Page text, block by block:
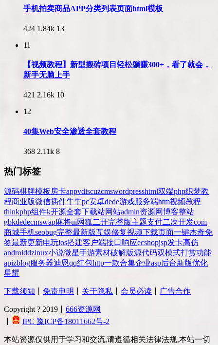
手机拍卖商品APP分类列表页面html模板
424 1.84k 13
11
【视频教程】新型搬砖项目轻松躺赚300+，看了就会，
新手无脑上手
421 2.16k 10
12
40集Web安全渗透全套教程
368 2.11k 8
热门标签
源码棋牌模板 房卡appvdiscuzcmswordpresshtml双端php织梦教
程商业版微信插件牛牛pc安卓dede游戏服务端htm视频教程
thinkphp组件k开源全套下载站网站admin资源网博客整站
gbkdedecmswap麻将ui网狐 二开完整版主题支付二次开发com
商城手机seobug完整最新版互娱修复视频下载页面一键杰奇免
签最新更新电玩ios搭建客户端接口响应ecshopjsp发卡高仿
androiddzinux小说微星手游素材破解版源代码双模式打赏功能
apizblog服务器迪恩qq红包http一款合集企业asp后台新版优化
星耀
下载须知 免责申明 关于隐私 会员必读 广告合作
Copyright ? 2019丨 666资源网
IPC 豫ICP备18011662号-2
本站资源仅供用于学习和交流,请遵循相关法律法规,本站一切